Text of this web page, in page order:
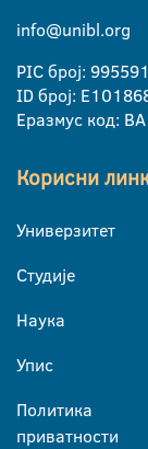
info@unibl.org
PIC број:
ID број:
Еразмус код:
Корисни
Универзитет
Студије
Наука
Упис
Политика
приватности